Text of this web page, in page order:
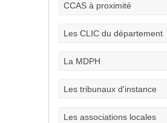
CCAS à proximité
Les CLIC du département
La MDPH
Les tribunaux d'instance
Les associations locales